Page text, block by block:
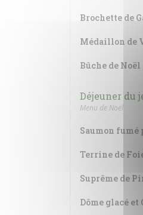
Brochette de
Médaillon de
Bûche de Noël
Déjeuner du
Menu de Noël
Saumon fumé
Terrine de
Suprême de
Dôme glacé et